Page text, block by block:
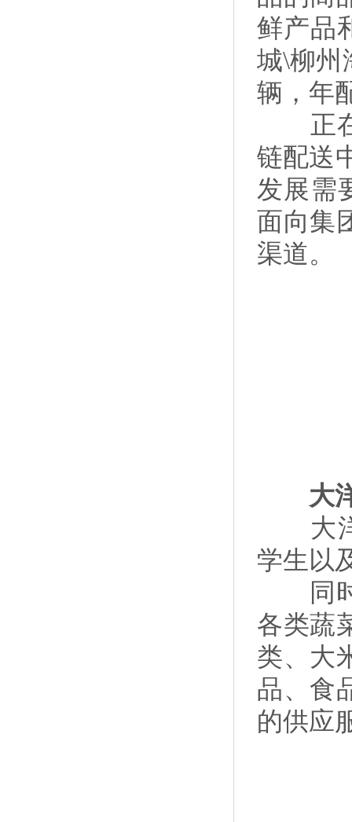
鲜产品
城\柳州
辆，年
正在
链配送
发展需
面向集
渠道。
大洋
大洋
学生以
同时
各类蔬
类、大
品、食
的供应